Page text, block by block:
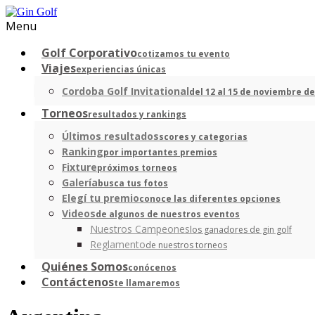
Menu
Golf Corporativocotizamos tu evento
Viajesexperiencias únicas
Cordoba Golf Invitationaldel 12 al 15 de noviembre
Torneosresultados y rankings
Últimos resultadosscores y categorias
Rankingpor importantes premios
Fixturepróximos torneos
Galeríabusca tus fotos
Elegí tu premioconoce las diferentes opciones
Videosde algunos de nuestros eventos
Nuestros Campeoneslos ganadores de gin golf
Reglamentode nuestros torneos
Quiénes Somosconócenos
Contáctenoste llamaremos